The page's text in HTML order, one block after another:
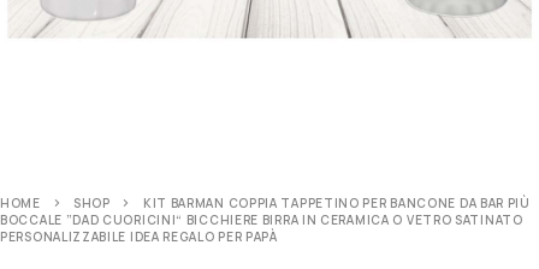
HOME SHOP
KIT BARMAN COPPIA TAPPETINO PER BANCONE DA BAR PIÙ
BOCCALE ”DAD CUORICINI“ BICCHIERE BIRRA IN CERAMICA O VETRO SATINATO
PERSONALIZZABILE IDEA REGALO PER PAPÀ